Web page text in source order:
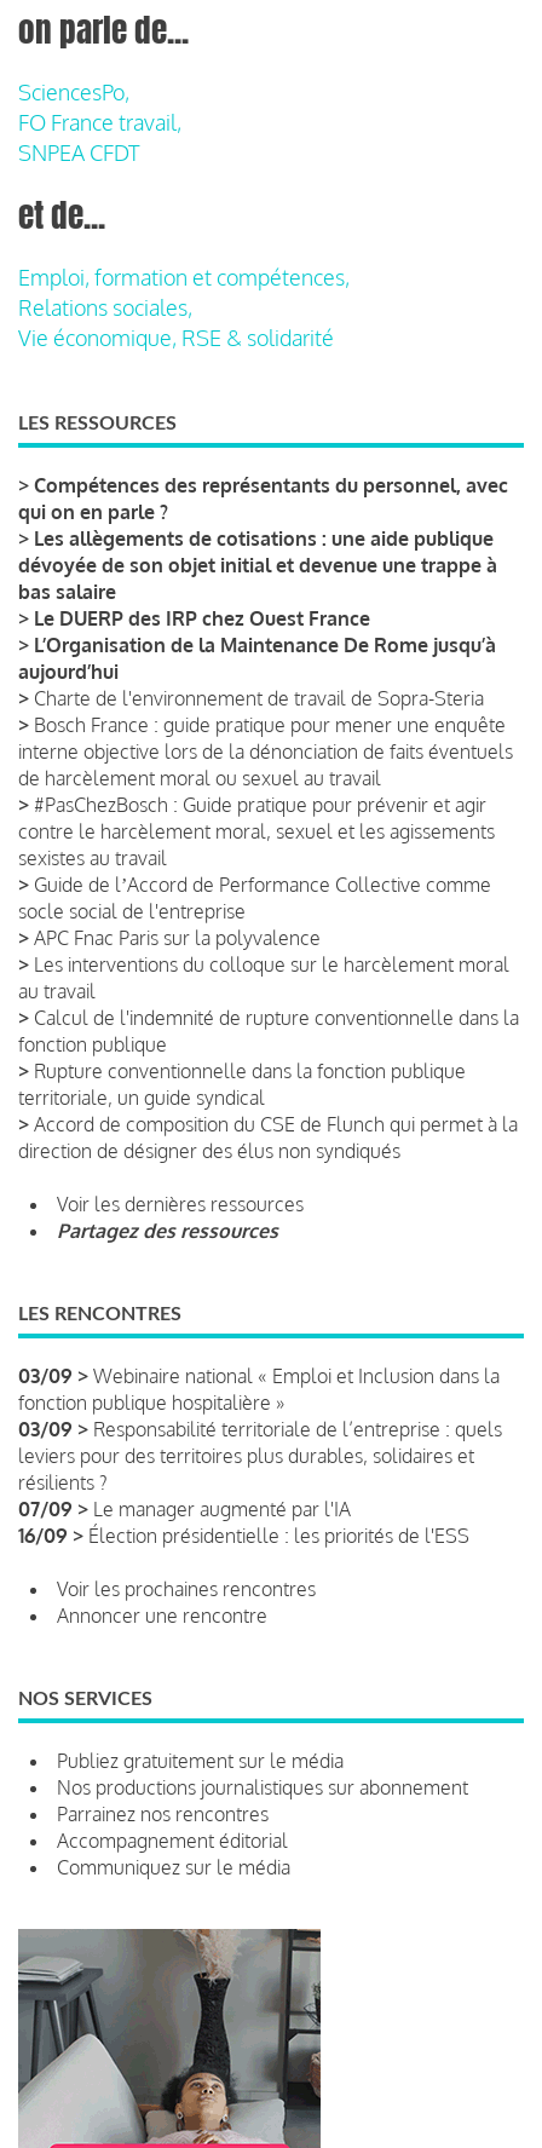
on parle de...
SciencesPo,
FO France travail,
SNPEA CFDT
et de...
Emploi, formation et compétences,
Relations sociales,
Vie économique, RSE & solidarité
LES RESSOURCES
> Compétences des représentants du personnel, avec
qui on en parle ?
> Les allègements de cotisations : une aide publique
dévoyée de son objet initial et devenue une trappe à
bas salaire
> Le DUERP des IRP chez Ouest France
> L’Organisation de la Maintenance De Rome jusqu’à
aujourd’hui
> Charte de l'environnement de travail de Sopra-Steria
> Bosch France : guide pratique pour mener une enquête
interne objective lors de la dénonciation de faits éventuels
de harcèlement moral ou sexuel au travail
> #PasChezBosch : Guide pratique pour prévenir et agir
contre le harcèlement moral, sexuel et les agissements
sexistes au travail
> Guide de lʼAccord de Performance Collective comme
socle social de l'entreprise
> APC Fnac Paris sur la polyvalence
> Les interventions du colloque sur le harcèlement moral
au travail
> Calcul de l'indemnité de rupture conventionnelle dans la
fonction publique
> Rupture conventionnelle dans la fonction publique
territoriale, un guide syndical
> Accord de composition du CSE de Flunch qui permet à la
direction de désigner des élus non syndiqués
Voir les dernières ressources
Partagez des ressources
LES RENCONTRES
03/09 > Webinaire national « Emploi et Inclusion dans la
fonction publique hospitalière »
03/09 > Responsabilité territoriale de l’entreprise : quels
leviers pour des territoires plus durables, solidaires et
résilients ?
07/09 > Le manager augmenté par l'IA
16/09 > Élection présidentielle : les priorités de l'ESS
Voir les prochaines rencontres
Annoncer une rencontre
NOS SERVICES
Publiez gratuitement sur le média
Nos productions journalistiques sur abonnement
Parrainez nos rencontres
Accompagnement éditorial
Communiquez sur le média